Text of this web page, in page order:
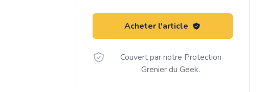
Acheter l'article
Couvert par notre Protection
Grenier du Geek.